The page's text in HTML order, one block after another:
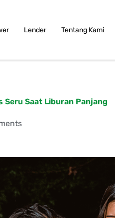
Lender Tentang Kami
Seru Saat Liburan Panjang